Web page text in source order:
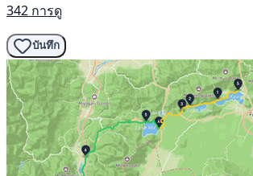
342 การดู
บันทึก